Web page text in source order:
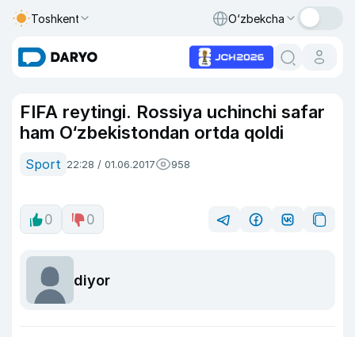
Toshkent O‘zbekcha
FIFA reytingi. Rossiya uchinchi safar
ham O‘zbekistondan ortda qoldi
Sport 22:28 / 01.06.2017 958
0 0
diyor